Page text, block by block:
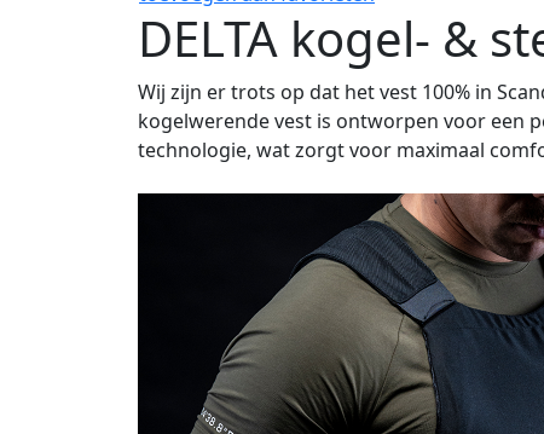
DELTA kogel- &
Wij zijn er trots op dat het vest 100% in
kogelwerende vest is ontworpen voor een
technologie, wat zorgt voor maximaal